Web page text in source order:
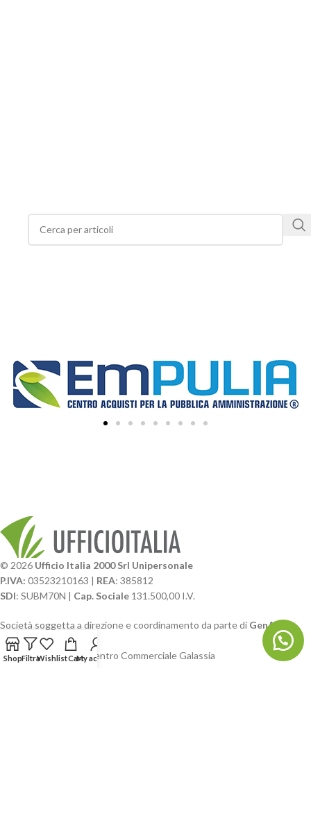
© 2026 Ufficio Italia 2000 Srl Unipersonale
P.IVA: 03523210163 | REA: 385812
SDI: SUBM70N | Cap. Sociale 131.500,00 I.V.
Società soggetta a direzione e coordinamento da parte di GenALFA
Holding srl
Via A. Ponti n. 4 – Centro Commerciale Galassia
ShopFiltraWishlistCartMy account